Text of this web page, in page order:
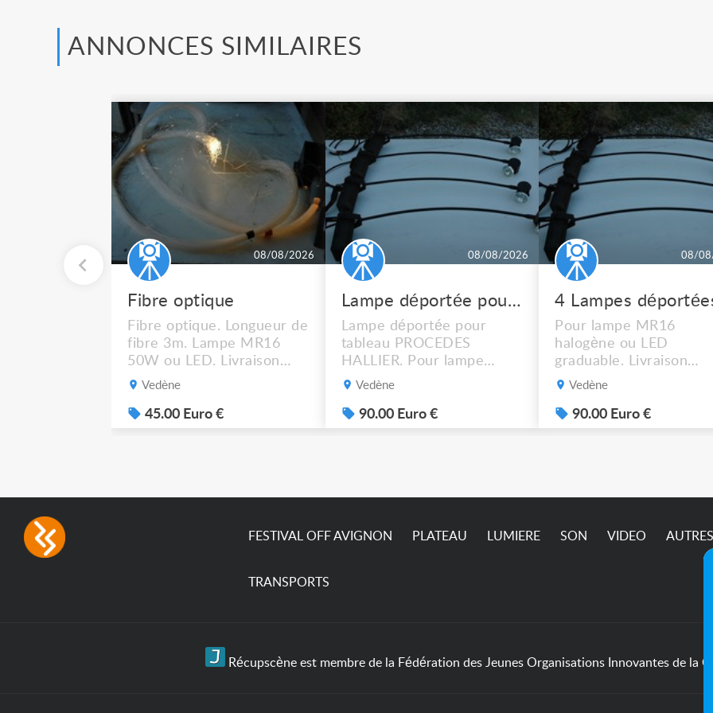
ANNONCES SIMILAIRES
08/08/2026
Fibre optique
Fibre optique. Longueur de
fibre 3m. Lampe MR16
50W ou LED. Livraison
possible.
Vedène
45.00 Euro €
08/08/2026
Lampe déportée pour tableau PROCEDES HALLIER
Lampe déportée pour
tableau PROCEDES
HALLIER. Pour lampe
MR16 halogène ou LED
possible. 90€ le lot de 4.
Vedène
90.00 Euro €
08/
Pour lampe MR16
halogène ou LED
graduable. Livraison
possible. 90€ le lot de 4.
Vedène
90.00 Euro €
FESTIVAL OFF AVIGNON PLATEAU LUMIERE SON VIDEO AUTRES
TRANSPORTS
Récupscène est membre de la Fédération des Jeunes Organisations Innovantes de la